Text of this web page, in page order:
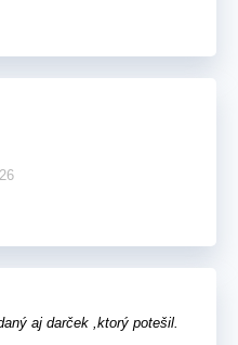
aj darček ,ktorý potešil.